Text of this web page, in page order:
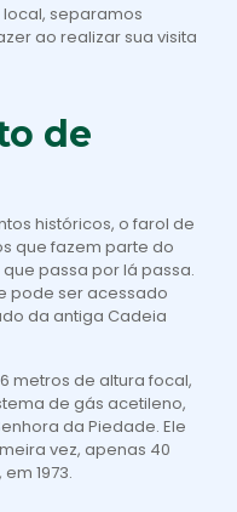
separamos
ao realizar sua visita
de
históricos, o farol de
que fazem parte do
passa por lá passa.
pode ser acessado
da antiga Cadeia
metros de altura focal,
de gás acetileno,
da Piedade. Ele
vez, apenas 40
1973.